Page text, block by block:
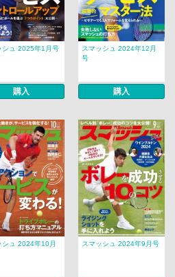
シュ 2025年1月号
購入
スマッシュ 2024年12月
号
購入
シュ 2024年10月
スマッシュ 2024年9月号